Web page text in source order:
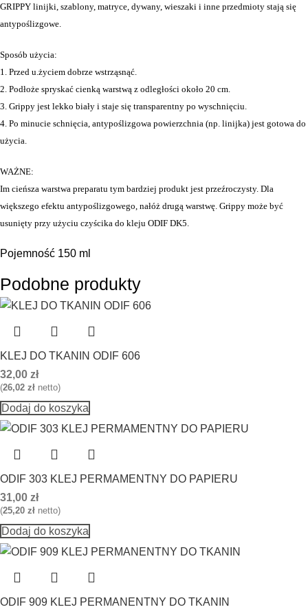
GRIPPY linijki, szablony, matryce, dywany, wieszaki i inne przedmioty stają się
antypoślizgowe.
Sposób użycia:
1. Przed u.życiem dobrze wstrząsnąć.
2. Podłoże spryskać cienką warstwą z odległości około 20 cm.
3. Grippy jest lekko biały i staje się transparentny po wyschnięciu.
4. Po minucie schnięcia, antypoślizgowa powierzchnia (np. linijka) jest gotowa do
użycia.
WAŻNE:
Im cieńsza warstwa preparatu tym bardziej produkt jest przeźroczysty. Dla
większego efektu antypoślizgowego, nałóż drugą warstwę. Grippy może być
usunięty przy użyciu czyścika do kleju ODIF DK5.
Pojemność 150 ml
Podobne produkty
KLEJ DO TKANIN ODIF 606
32,00 zł
(26,02 zł netto)
Dodaj do koszyka
ODIF 303 KLEJ PERMAMENTNY DO PAPIERU
31,00 zł
(25,20 zł netto)
Dodaj do koszyka
ODIF 909 KLEJ PERMANENTNY DO TKANIN